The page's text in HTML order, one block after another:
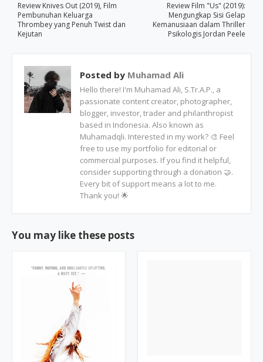
Review Film "Us" (2019):
Mengungkap Sisi Gelap
Kemanusiaan dalam Thriller
Psikologis Jordan Peele
Review Knives Out (2019), Film
Pembunuhan Keluarga
Thrombey yang Penuh Twist dan
Kejutan
Posted by Muhamad Ali
Hello there! I'm Muhamad Ali, S.Tr.A.P., a
passionate content creator, photographer,
blogger, investor, trader and philanthropist
based in Indonesia. Also known as
Muhamadqli. Interested in my work? 🎨 Feel
free to use my portfolio for editorial or
commercial purposes. If you find it helpful,
consider supporting through a donation 🤝.
Every bit of support means a lot to me.
Thank you! 🌟
You may like these posts